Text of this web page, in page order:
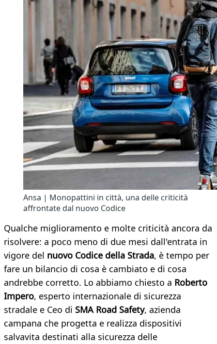
Ansa | Monopattini in città, una delle criticità
affrontate dal nuovo Codice
Qualche miglioramento e molte criticità ancora da
risolvere: a poco meno di due mesi dall'entrata in
vigore del nuovo Codice della Strada, è tempo per
fare un bilancio di cosa è cambiato e di cosa
andrebbe corretto. Lo abbiamo chiesto a Roberto
Impero, esperto internazionale di sicurezza
stradale e Ceo di SMA Road Safety, azienda
campana che progetta e realizza dispositivi
salvavita destinati alla sicurezza delle